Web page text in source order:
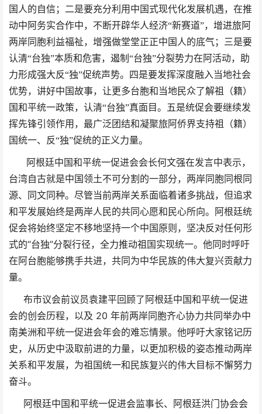
国人的自信；二是要充分利用中国式现代化发展机遇，在推
动中阿务实合作中，不断开辟华人经济“新赛道”，增进旅阿
两岸同胞利益福祉，增强做堂堂正正中国人的底气；三是要
认清“台独”本质和危害，遏制“台独”分裂势力在阿活动，助
力形成强大反“独”促统声势。四是要发挥深度融入当地社会
优势，讲好中国故事，让更多台胞和当地民众了解祖（籍）
国和平统一政策，认清“台独”真面目。五是统促会要继续发
挥先锋引领作用，最广泛团结和凝聚旅阿侨界支持祖（籍）
国统一、反“独”促统的正义力量。
阿根廷中国和平统一促进会会长何文强在发言中表示，
台湾自古就是中国领土不可分割的一部分，两岸同胞同根同
源、同文同种。尽管当前两岸关系面临着诸多挑战，但追求
和平发展始终是两岸人民的共同心愿和民心所向。阿根廷统
促会将始终坚定不移地坚持一个中国原则，坚决反对任何形
式的“台独”分裂行径，全力推动祖国实现统一。他同时呼吁
在阿台胞能够携手共进，共同为中华民族的伟大复兴贡献力
量。
布市议会前议员袁建平回顾了阿根廷中国和平统一促进
会的创会历程，以及 20 年前两岸同胞齐心协力共同举办中
南美洲和平统一促进会年会的难忘情景。他呼吁大家铭记历
史，从历史中汲取前进的力量，以更加积极的姿态推动两岸
关系和平发展，为祖国统一和民族复兴的伟大目标不懈努力
奋斗。
阿根廷中国和平统一促进会监事长、阿根廷洪门协会会